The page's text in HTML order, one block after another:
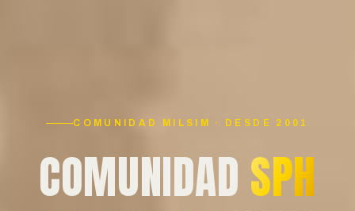
COMUNIDAD MILSIM · DESDE 2001
COMUNIDAD SPH